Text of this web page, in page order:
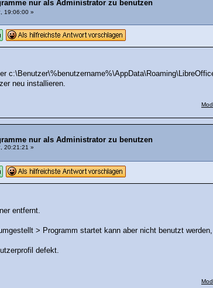
nur als Administrator zu benutzen
19:06:00 »
neu installieren.
nur als Administrator zu benutzen
20:21:21 »
entfernt.
> Programm startet kann aber nicht benutzt
defekt.